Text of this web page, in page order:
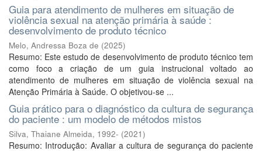
Guia para atendimento de mulheres em situação de
violência sexual na atenção primária à saúde :
desenvolvimento de produto técnico
Melo, Andressa Boza de (2025)
Resumo: Este estudo de desenvolvimento de produto técnico tem
como foco a criação de um guia instrucional voltado ao
atendimento de mulheres em situação de violência sexual na
Atenção Primária à Saúde. O objetivou-se ...
Guia prático para o diagnóstico da cultura de segurança
do paciente : um modelo de métodos mistos
Silva, Thaiane Almeida, 1992- (2021)
Resumo: Introdução: Avaliar a cultura de segurança do paciente